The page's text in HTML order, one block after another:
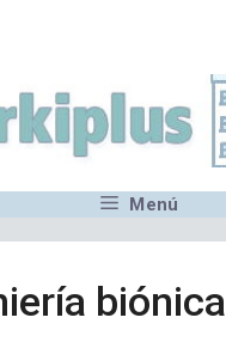
Menú
biónica